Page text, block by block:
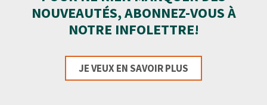
NOUVEAUTÉS, ABONNEZ-VOUS À
NOTRE INFOLETTRE!
JE VEUX EN SAVOIR PLUS